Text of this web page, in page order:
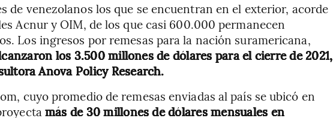
de venezolanos los que se encuentran en el exterior, acorde
Acnur y OIM, de los que casi 600.000 permanecen
Los ingresos por remesas para la nación suramericana,
los 3.500 millones de dólares para el cierre de 2021,
Anova Policy Research.
cuyo promedio de remesas enviadas al país se ubicó en
más de 30 millones de dólares mensuales en